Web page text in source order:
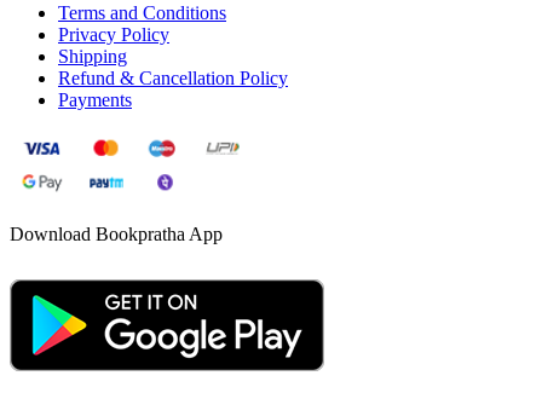
Terms and Conditions
Privacy Policy
Shipping
Refund & Cancellation Policy
Payments
Download Bookpratha App